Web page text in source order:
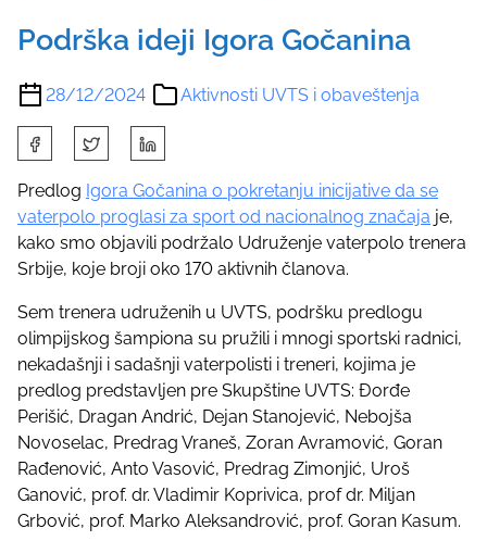
Podrška ideji Igora Gočanina
28/12/2024 Aktivnosti UVTS i obaveštenja
h
a
r
e
t
i
s
p
o
s
t
o
n
:
Predlog Igora Gočanina o pokretanju inicijative da se
vaterpolo proglasi za sport od nacionalnog značaja je,
kako smo objavili podržalo Udruženje vaterpolo trenera
Srbije, koje broji oko 170 aktivnih članova.
Sem trenera udruženih u UVTS, podršku predlogu
olimpijskog šampiona su pružili i mnogi sportski radnici,
nekadašnji i sadašnji vaterpolisti i treneri, kojima je
predlog predstavljen pre Skupštine UVTS: Đorđe
Perišić, Dragan Andrić, Dejan Stanojević, Nebojša
Novoselac, Predrag Vraneš, Zoran Avramović, Goran
Rađenović, Anto Vasović, Predrag Zimonjić, Uroš
Ganović, prof. dr. Vladimir Koprivica, prof dr. Miljan
Grbović, prof. Marko Aleksandrović, prof. Goran Kasum.